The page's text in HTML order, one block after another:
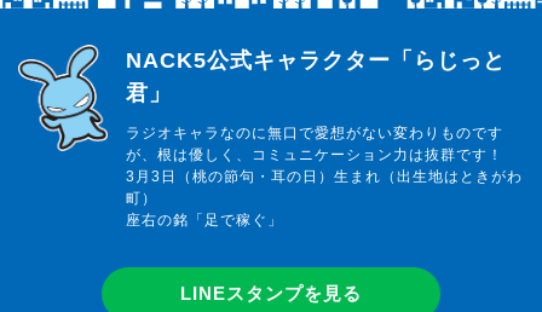
らじっと君
NACK5公式キャラクター「らじっと
君」
ラジオキャラなのに無口で愛想がない変わりものです
が、根は優しく、コミュニケーション力は抜群です！
3月3日（桃の節句・耳の日）生まれ（出生地はときがわ
町）
座右の銘「足で稼ぐ」
LINEスタンプを見る